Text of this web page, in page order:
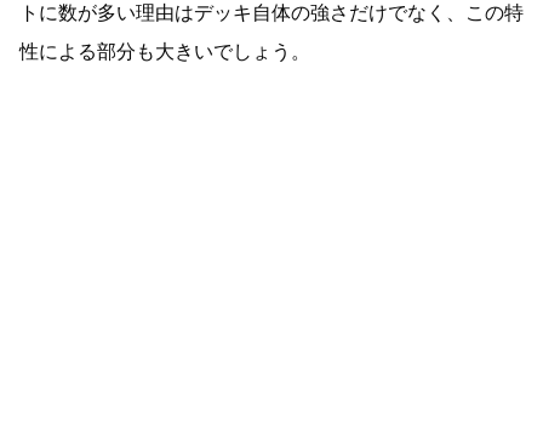
トに数が多い理由はデッキ自体の強さだけでなく、この特
性による部分も大きいでしょう。